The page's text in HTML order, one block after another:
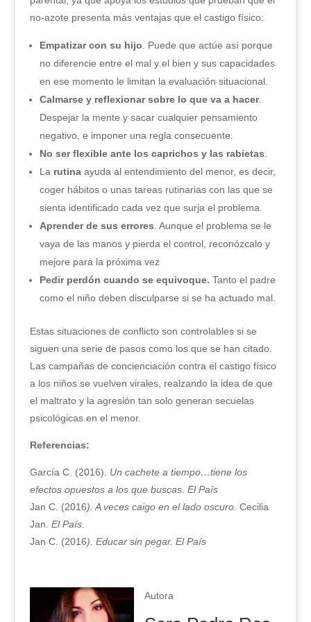
no-azote presenta más ventajas que el castigo físico:
Empatizar con su hijo . Puede que actúe así porque
no diferencie entre el mal y el bien y sus capacidades
en ese momento le limitan la evaluación situacional.
Calmarse y reflexionar sobre lo que va a hacer.
Despejar la mente y sacar cualquier pensamiento
negativo, e imponer una regla consecuente.
No ser flexible ante los caprichos y las rabietas
La rutinaayuda al entendimiento del menor, es decir,
coger hábitos o unas tareas rutinarias con las que se
sienta identificado cada vez que surja el problema.
Aprender de sus errores . Aunque el problema se le
vaya de las manos y pierda el control, reconózcalo y
mejore para la próxima vez
Pedir perdón cuando se equivoque. Tanto el padre
como el niño deben disculparse si se ha actuado mal.
Estas situaciones de conflicto son controlables si se
siguen una serie de pasos como los que se han citado.
Las campañas de concienciación contra el castigo físico
a los niños se vuelven virales, realzando la idea de que
el maltrato y la agresión tan solo generan secuelas
psicológicas en el menor.
Referencias:
García C. (2016). Un cachete a tiempo…tiene los
efectos opuestos a los que buscas. El País
Jan C. (2016). A veces caigo en el lado oscuro. Cecilia
Jan. El País.
Jan C. (2016). Educar sin pegar. El País
Autora